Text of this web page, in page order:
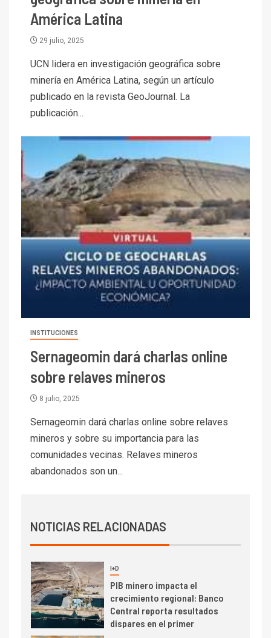
América Latina
29 julio, 2025
UCN lidera en investigación geográfica sobre
minería en América Latina, según un artículo
publicado en la revista GeoJournal. La
publicación...
INSTITUCIONES
Sernageomin dará charlas online
sobre relaves mineros
8 julio, 2025
Sernageomin dará charlas online sobre relaves
mineros y sobre su importancia para las
comunidades vecinas. Relaves mineros
abandonados son un...
NOTICIAS RELACIONADAS
PIB minero impacta el
crecimiento regional: Banco
Central reporta resultados
Informe bimensual de
Cochilco: precio del cobre
alcanza máximos por escasez
de concentrados
5 I+D
Estudio revela cómo el precio
del cobre y educación superior
se relacionan en zonas
mineras
6 I+D
BHP proyecta producción de
cobre cercana a 2 millones de
I+D
6.670 millones y mejora sus
1 I+D
Codelco Ventanas prueba
camión 100% eléctrico para
de San Antonio
Producción minera en mayo de
2026 cae 10,6%
3 I+D
PIB minero impacta el
crecimiento regional: Banco
Central reporta resultados
dispares en el primer